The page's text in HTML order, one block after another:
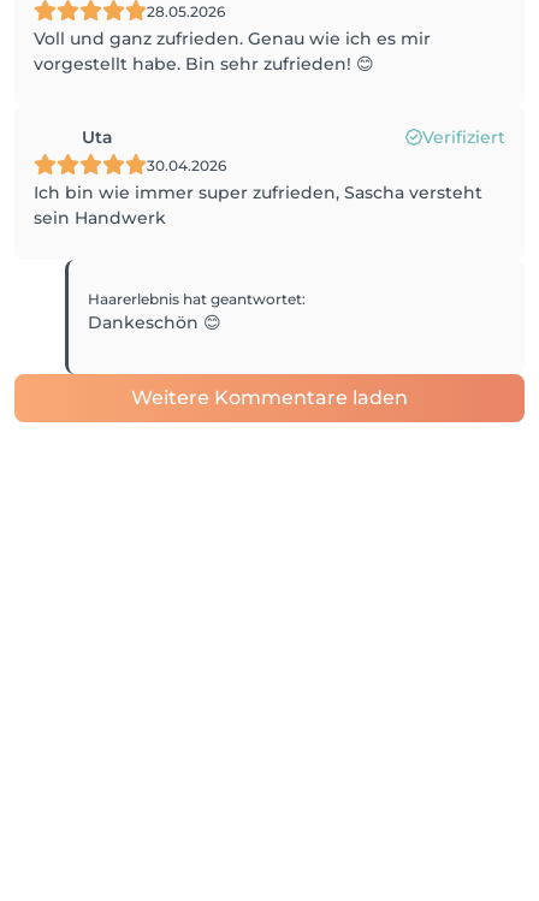
28.05.2026
Voll und ganz zufrieden. Genau wie ich es mir
vorgestellt habe. Bin sehr zufrieden! 😊
Uta Verifiziert
30.04.2026
Ich bin wie immer super zufrieden, Sascha versteht
sein Handwerk
Haarerlebnis hat geantwortet:
Dankeschön 😊
Weitere Kommentare laden